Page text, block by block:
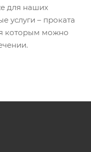
для наших
услуги – проката
которым можно